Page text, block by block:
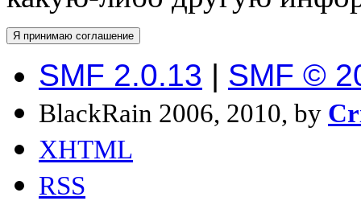
SMF 2.0.13 | SMF ©
BlackRain 2006, 2010, by
XHTML
RSS